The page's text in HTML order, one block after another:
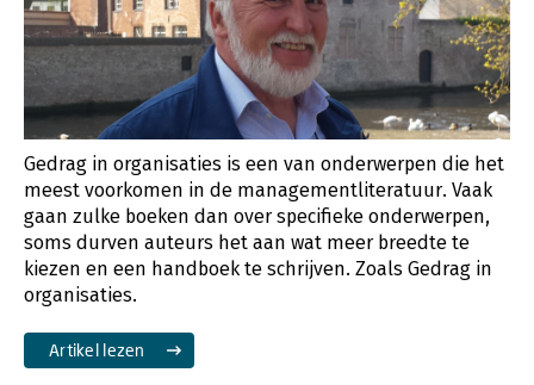
Gedrag in organisaties is een van onderwerpen die het
meest voorkomen in de managementliteratuur. Vaak
gaan zulke boeken dan over specifieke onderwerpen,
soms durven auteurs het aan wat meer breedte te
kiezen en een handboek te schrijven. Zoals Gedrag in
organisaties.
Artikel lezen